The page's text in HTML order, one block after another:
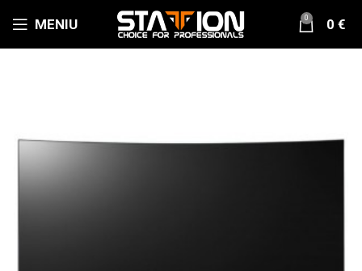
MENIU 0 0 €